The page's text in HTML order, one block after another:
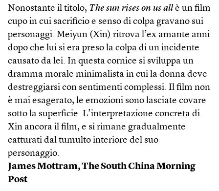
Nonostante il titolo, The sun rises on us all è un film
cupo in cui sacrificio e senso di colpa gravano sui
personaggi. Meiyun (Xin) ritrova l’ex amante anni
dopo che lui si era preso la colpa di un incidente
causato da lei. In questa cornice si sviluppa un
dramma morale minimalista in cui la donna deve
destreggiarsi con sentimenti complessi. Il film non
è mai esagerato, le emozioni sono lasciate covare
sotto la superficie. L’interpretazione concreta di
Xin ancora il film, e si rimane gradualmente
catturati dal tumulto interiore del suo
personaggio.
James Mottram, The South China Morning
Post